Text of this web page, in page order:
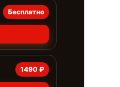
Бесплатно
1490 ₽